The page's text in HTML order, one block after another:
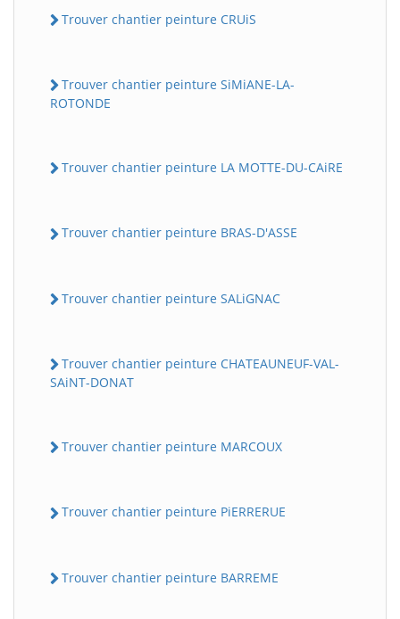
Trouver chantier peinture CRUiS
Trouver chantier peinture SiMiANE-LA-
ROTONDE
Trouver chantier peinture LA MOTTE-DU-CAiRE
Trouver chantier peinture BRAS-D'ASSE
Trouver chantier peinture SALiGNAC
Trouver chantier peinture CHATEAUNEUF-VAL-
SAiNT-DONAT
Trouver chantier peinture MARCOUX
Trouver chantier peinture PiERRERUE
Trouver chantier peinture BARREME